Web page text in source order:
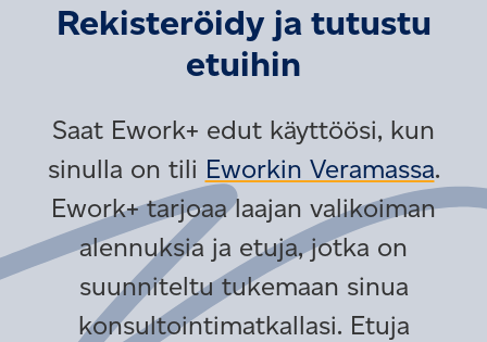
Rekisteröidy ja tutustu
etuihin
Saat Ework+ edut käyttöösi, kun
sinulla on tili Eworkin Veramassa.
Ework+ tarjoaa laajan valikoiman
alennuksia ja etuja, jotka on
suunniteltu tukemaan sinua
konsultointimatkallasi. Etuja